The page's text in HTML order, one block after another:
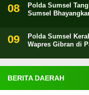
Polda Sumsel
Sumsel
Polda Sumsel
Wapres Gibran di
BERITA DAERAH